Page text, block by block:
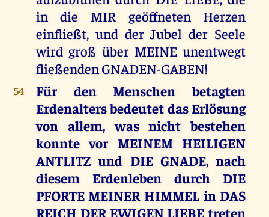
in die MIR geöffneten Herzen
einfließt, und der Jubel der Seele
wird groß über MEINE unentwegt
fließenden GNADEN-GABEN!
54
Für den Menschen betagten
Erdenalters bedeutet das Erlösung
von allem, was nicht bestehen
konnte vor MEINEM HEILIGEN
ANTLITZ und DIE GNADE, nach
diesem Erdenleben durch DIE
PFORTE MEINER HIMMEL in DAS
REICH DER EWIGEN LIEBE treten